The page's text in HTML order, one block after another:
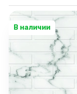
В наличии